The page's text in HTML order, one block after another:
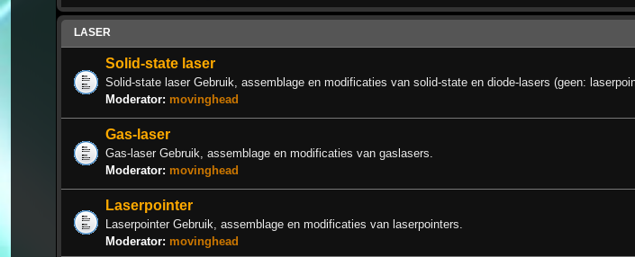
LASER
Solid-state laser
Solid-state laser Gebruik, assemblage en modificaties van solid-state en diode-lasers (geen:
Moderator: movinghead
Gas-laser
Gas-laser Gebruik, assemblage en modificaties van gaslasers.
Moderator: movinghead
Laserpointer
Laserpointer Gebruik, assemblage en modificaties van laserpointers.
Moderator: movinghead